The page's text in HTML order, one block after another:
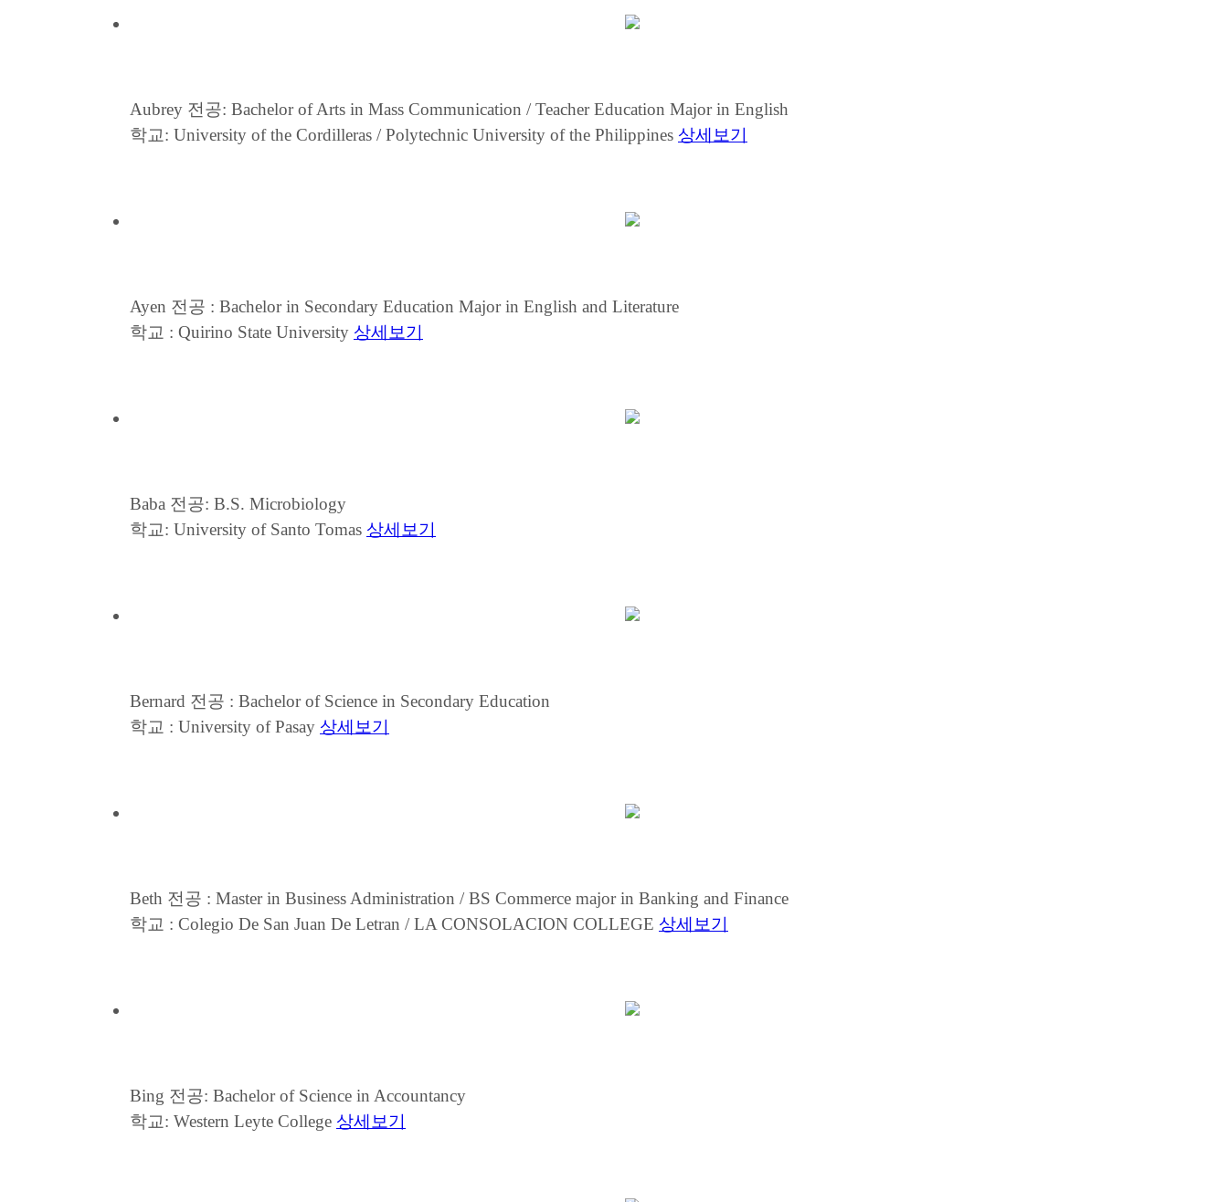
Aubrey 전공: Bachelor of Arts in Mass Communication / Teacher Education Major in English
학교: University of the Cordilleras / Polytechnic University of the Philippines 상세보기
Ayen 전공 : Bachelor in Secondary Education Major in English and Literature
학교 : Quirino State University 상세보기
Baba 전공: B.S. Microbiology
학교: University of Santo Tomas 상세보기
Bernard 전공 : Bachelor of Science in Secondary Education
학교 : University of Pasay 상세보기
Beth 전공 : Master in Business Administration / BS Commerce major in Banking and Finance
학교 : Colegio De San Juan De Letran / LA CONSOLACION COLLEGE 상세보기
Bing 전공: Bachelor of Science in Accountancy
학교: Western Leyte College 상세보기